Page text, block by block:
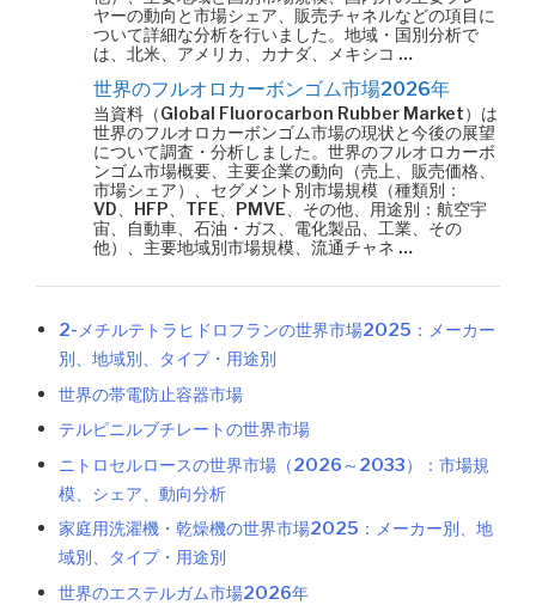
ヤーの動向と市場シェア、販売チャネルなどの項目に
ついて詳細な分析を行いました。地域・国別分析で
は、北米、アメリカ、カナダ、メキシコ …
世界のフルオロカーボンゴム市場2026年
当資料（Global Fluorocarbon Rubber Market）は
世界のフルオロカーボンゴム市場の現状と今後の展望
について調査・分析しました。世界のフルオロカーボ
ンゴム市場概要、主要企業の動向（売上、販売価格、
市場シェア）、セグメント別市場規模（種類別：
VD、HFP、TFE、PMVE、その他、用途別：航空宇
宙、自動車、石油・ガス、電化製品、工業、その
他）、主要地域別市場規模、流通チャネ …
2-メチルテトラヒドロフランの世界市場2025：メーカー
別、地域別、タイプ・用途別
世界の帯電防止容器市場
テルピニルブチレートの世界市場
ニトロセルロースの世界市場（2026～2033）：市場規
模、シェア、動向分析
家庭用洗濯機・乾燥機の世界市場2025：メーカー別、地
域別、タイプ・用途別
世界のエステルガム市場2026年